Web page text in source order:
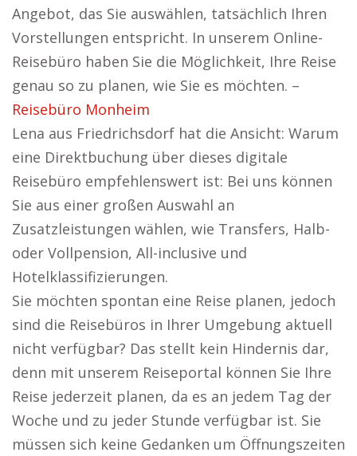
Angebot, das Sie auswählen, tatsächlich Ihren
Vorstellungen entspricht. In unserem Online-
Reisebüro haben Sie die Möglichkeit, Ihre Reise
genau so zu planen, wie Sie es möchten. –
Reisebüro Monheim
Lena aus Friedrichsdorf hat die Ansicht: Warum
eine Direktbuchung über dieses digitale
Reisebüro empfehlenswert ist: Bei uns können
Sie aus einer großen Auswahl an
Zusatzleistungen wählen, wie Transfers, Halb-
oder Vollpension, All-inclusive und
Hotelklassifizierungen.
Sie möchten spontan eine Reise planen, jedoch
sind die Reisebüros in Ihrer Umgebung aktuell
nicht verfügbar? Das stellt kein Hindernis dar,
denn mit unserem Reiseportal können Sie Ihre
Reise jederzeit planen, da es an jedem Tag der
Woche und zu jeder Stunde verfügbar ist. Sie
müssen sich keine Gedanken um Öffnungszeiten